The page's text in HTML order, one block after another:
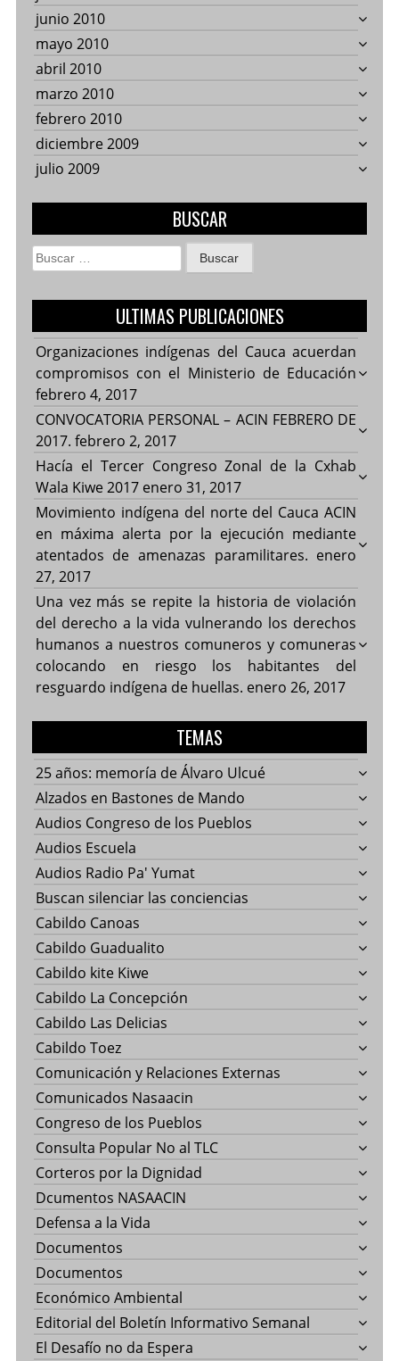
junio 2010
mayo 2010
abril 2010
marzo 2010
febrero 2010
diciembre 2009
julio 2009
BUSCAR
Buscar:
ULTIMAS PUBLICACIONES
Organizaciones indígenas del Cauca acuerdan
compromisos con el Ministerio de Educación
febrero 4, 2017
CONVOCATORIA PERSONAL – ACIN FEBRERO DE
2017. febrero 2, 2017
Hacía el Tercer Congreso Zonal de la Cxhab
Wala Kiwe 2017 enero 31, 2017
Movimiento indígena del norte del Cauca ACIN
en máxima alerta por la ejecución mediante
atentados de amenazas paramilitares. enero
27, 2017
Una vez más se repite la historia de violación
del derecho a la vida vulnerando los derechos
humanos a nuestros comuneros y comuneras
colocando en riesgo los habitantes del
resguardo indígena de huellas. enero 26, 2017
TEMAS
25 años: memoría de Álvaro Ulcué
Alzados en Bastones de Mando
Audios Congreso de los Pueblos
Audios Escuela
Audios Radio Pa' Yumat
Buscan silenciar las conciencias
Cabildo Canoas
Cabildo Guadualito
Cabildo kite Kiwe
Cabildo La Concepción
Cabildo Las Delicias
Cabildo Toez
Comunicación y Relaciones Externas
Comunicados Nasaacin
Congreso de los Pueblos
Consulta Popular No al TLC
Corteros por la Dignidad
Dcumentos NASAACIN
Defensa a la Vida
Documentos
Documentos
Económico Ambiental
Editorial del Boletín Informativo Semanal
El Desafío no da Espera